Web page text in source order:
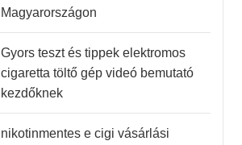
Magyarországon
Gyors teszt és tippek elektromos
cigaretta töltő gép videó bemutató
kezdőknek
nikotinmentes e cigi vásárlási